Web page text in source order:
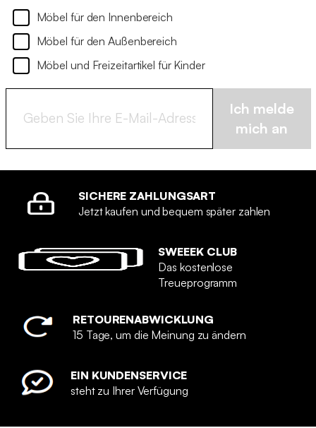
Möbel für den Innenbereich
Möbel für den Außenbereich
Möbel und Freizeitartikel für Kinder
Ich melde
mich an
SICHERE ZAHLUNGSART
Jetzt kaufen und bequem später zahlen
SWEEEK CLUB
Das kostenlose
Treueprogramm
RETOURENABWICKLUNG
15 Tage, um die Meinung zu ändern
EIN KUNDENSERVICE
steht zu Ihrer Verfügung